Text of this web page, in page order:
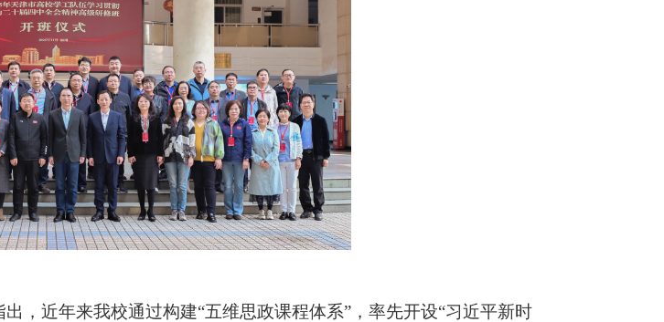
，近年来我校通过构建“五维思政课程体系”，率先开设“习近平新时